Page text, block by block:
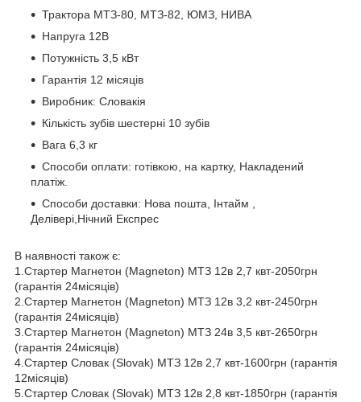
Трактора МТЗ-80, МТЗ-82, ЮМЗ, НИВА
Напруга 12В
Потужність 3,5 кВт
Гарантія 12 місяців
Виробник: Словакія
Кількість зубів шестерні 10 зубів
Вага 6,3 кг
Способи оплати: готівкою, на картку, Накладений
платіж.
Способи доставки: Нова пошта, Інтайм ,
Делівері,Нічний Експрес
В наявності також є:
1.Стартер Магнетон (Magneton) МТЗ 12в 2,7 квт-2050грн
(гарантія 24місяців)
2.Стартер Магнетон (Magneton) МТЗ 12в 3,2 квт-2450грн
(гарантія 24місяців)
3.Стартер Магнетон (Magneton) МТЗ 24в 3,5 квт-2650грн
(гарантія 24місяців)
4.Стартер Словак (Slovak) МТЗ 12в 2,7 квт-1600грн (гарантія
12місяців)
5.Стартер Словак (Slovak) МТЗ 12в 2,8 квт-1850грн (гарантія